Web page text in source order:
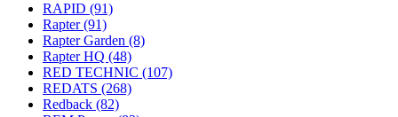
RAPID (91)
Rapter(91)
Rapter Garden (8)
Rapter HQ (48)
RED TECHNIC (107)
REDATS (268)
Redback (82)